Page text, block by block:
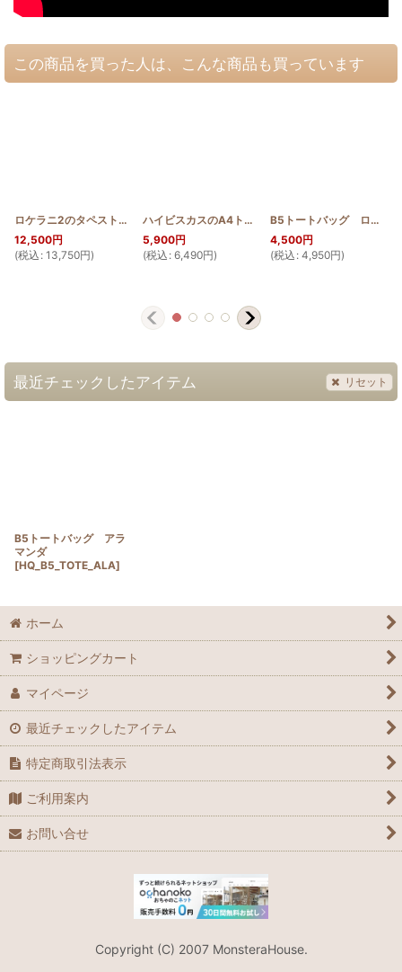
この商品を買った人は、こんな商品も買っています
ロケラニ2のタペストリー100cm [HQT100_LOKE2
12,500円
(税込 : 13,750円)
ハイビスカスのA4トート [HQB_TOTE_HIB
5,900円
(税込 : 6,490円)
B5トートバッグ ロケラニ
4,500円
(税込 : 4,950円)
最近チェックしたアイテム リセット
B5トートバッグ アラ
マンダ
[HQ_B5_TOTE_ALA]
ホーム
ショッピングカート
マイページ
最近チェックしたアイテム
特定商取引法表示
ご利用案内
お問い合せ
Copyright (C) 2007 MonsteraHouse.